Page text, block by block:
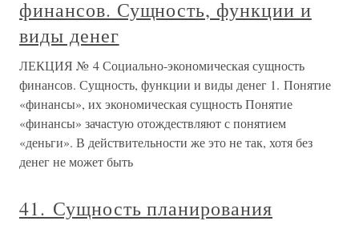
финансов. Сущность, функции и
виды денег
ЛЕКЦИЯ № 4 Социально-экономическая сущность
финансов. Сущность, функции и виды денег 1. Понятие
«финансы», их экономическая сущность Понятие
«финансы» зачастую отождествляют с понятием
«деньги». В действительности же это не так, хотя без
денег не может быть
41. Сущность планирования